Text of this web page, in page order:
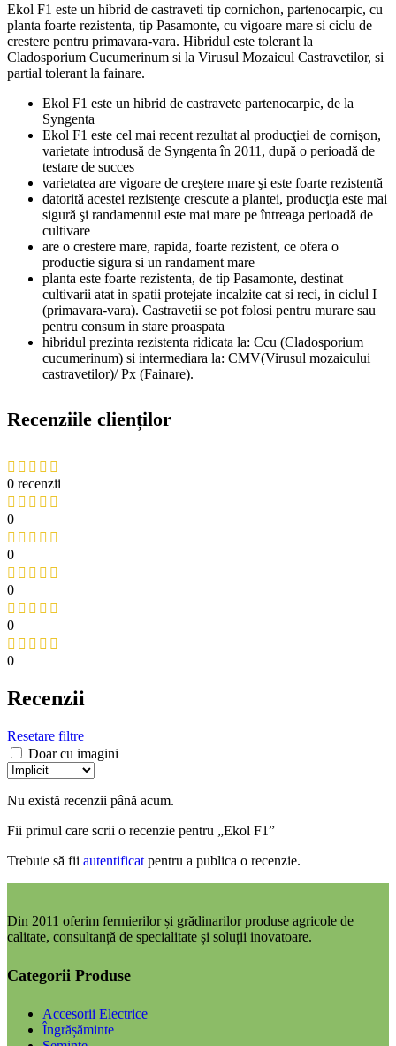
Ekol F1 este un hibrid de castraveti tip cornichon, partenocarpic, cu
planta foarte rezistenta, tip Pasamonte, cu vigoare mare si ciclu de
crestere pentru primavara-vara. Hibridul este tolerant la
Cladosporium Cucumerinum si la Virusul Mozaicul Castravetilor, si
partial tolerant la fainare.
Ekol F1 este un hibrid de castravete partenocarpic, de la
Syngenta
Ekol F1 este cel mai recent rezultat al producţiei de cornişon,
varietate introdusă de Syngenta în 2011, după o perioadă de
testare de succes
varietatea are vigoare de creştere mare şi este foarte rezistentă
datorită acestei rezistenţe crescute a plantei, producţia este mai
sigură şi randamentul este mai mare pe întreaga perioadă de
cultivare
are o crestere mare, rapida, foarte rezistent, ce ofera o
productie sigura si un randament mare
planta este foarte rezistenta, de tip Pasamonte, destinat
cultivarii atat in spatii protejate incalzite cat si reci, in ciclul I
(primavara-vara). Castravetii se pot folosi pentru murare sau
pentru consum in stare proaspata
hibridul prezinta rezistenta ridicata la: Ccu (Cladosporium
cucumerinum) si intermediara la: CMV(Virusul mozaicului
castravetilor)/ Px (Fainare).
Recenziile clienților
0 recenzii
0
0
0
0
0
Recenzii
Resetare filtre
Doar cu imagini
Nu există recenzii până acum.
Fii primul care scrii o recenzie pentru „Ekol F1”
Trebuie să fii autentificat pentru a publica o recenzie.
Din 2011 oferim fermierilor și grădinarilor produse agricole de
calitate, consultanță de specialitate și soluții inovatoare.
Categorii Produse
Accesorii Electrice
Îngrășăminte